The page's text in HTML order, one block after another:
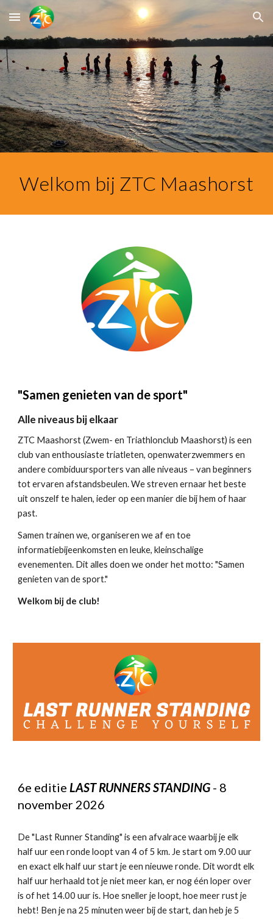
Skip to main content Skip to navigation
Welkom bij ZTC Maashorst
"Samen genieten van de sport"
Alle niveaus bij elkaar
ZTC Maashorst (Zwem- en Triathlonclub Maashorst) is een
club van enthousiaste triatleten, openwaterzwemmers en
andere combiduursporters van alle niveaus – van beginners
tot ervaren afstandsbeulen. We streven ernaar het beste
uit onszelf te halen, ieder op een manier die bij hem of haar
past.
Samen trainen we, organiseren we af en toe
informatiebijeenkomsten en leuke, kleinschalige
evenementen. Dit alles doen we onder het motto: "Samen
genieten van de sport."
Welkom bij de club!
6e editieLAST RUNNERS STANDING - 8
november 2026
De "Last Runner Standing" is een afvalrace waarbij je elk
half uur een ronde loopt van 4 of 5 km. Je start om 9.00 uur
en exact elk half uur start je een nieuwe ronde. Dit wordt elk
half uur herhaald tot je niet meer kan, er nog één loper over
is of het 14.00 uur is. Hoe sneller je loopt, hoe meer rust je
hebt! Ben je na 25 minuten weer bij de start, dan heb je 5